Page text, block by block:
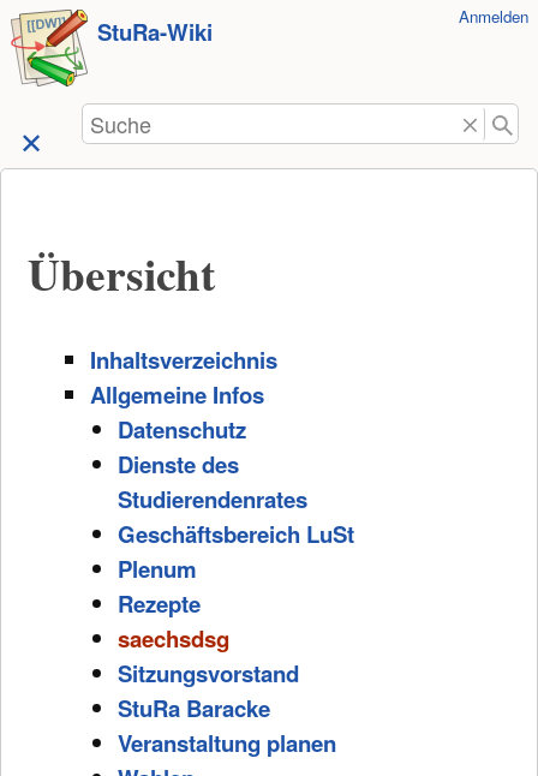
zum
Inhalt
springen
StuRa-Wiki Anmelden
Suche
Übersicht
Inhaltsverzeichnis
Allgemeine Infos
Datenschutz
Dienste des
Studierendenrates
Geschäftsbereich LuSt
Plenum
Rezepte
saechsdsg
Sitzungsvorstand
StuRa Baracke
Veranstaltung planen